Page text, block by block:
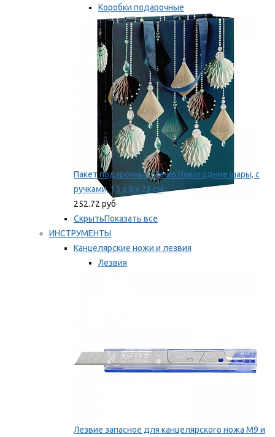
Коробки подарочные
Ленты, бобины
Мы рекомендуем
Пакет подарочный Stewo Новогодние шары, с
ручками, 15 х 8 х 23 см
252.72 руб
СкрытьПоказать все
ИНСТРУМЕНТЫ
Канцелярские ножи и лезвия
Лезвия
Лезвие запасное для канцелярского ножа M9 и